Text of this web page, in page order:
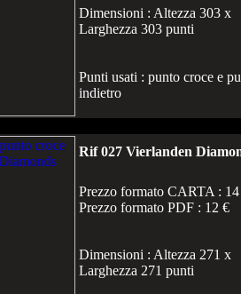
Dimensioni : Altezza 303 x
Larghezza 303 punti
Punti usati : punto croce e
indietro
Rif 027 Vierlanden
Prezzo formato CARTA :
Prezzo formato PDF : 12 €
Dimensioni : Altezza 271 x
Larghezza 271 punti